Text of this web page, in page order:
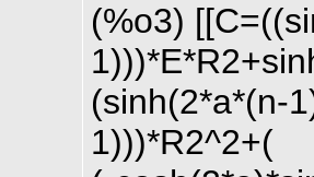
(%o3)
(sinh(2*a*(n-
1)))*R2^2+(